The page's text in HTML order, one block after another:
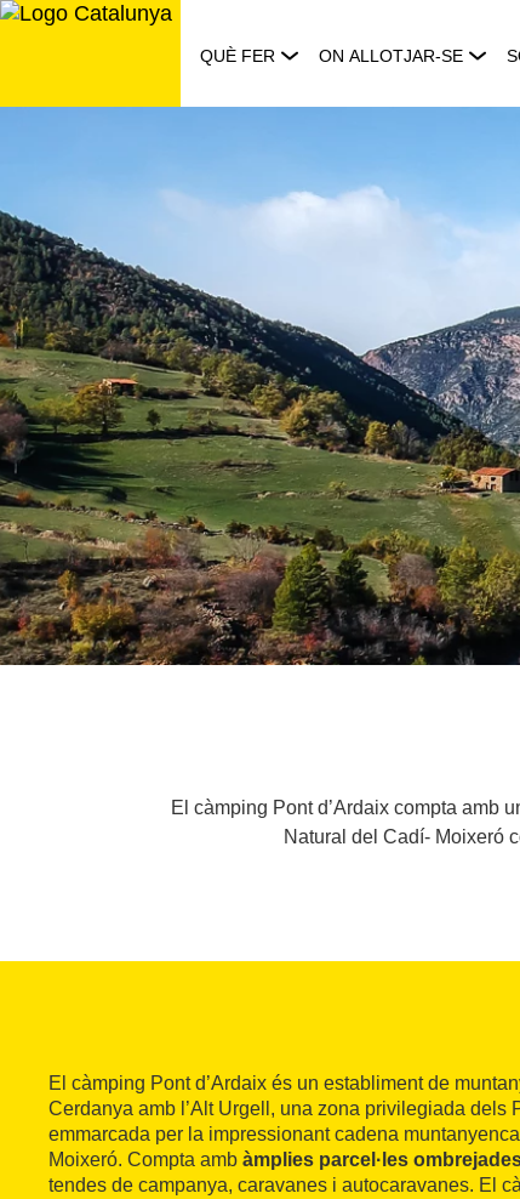
Saltar
QUÈ FER ON ALLOTJAR-SE
El càmping Pont d’Ardaix compta amb
Natural del Cadí- Moixeró
El càmping Pont d’Ardaix és un establiment de
Cerdanya amb l’Alt Urgell, una zona privilegiada dels
emmarcada per la impressionant cadena
Moixeró. Compta amb àmplies parcel·les
tendes de campanya, caravanes i autocaravanes. El